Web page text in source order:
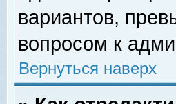
вариантов,
вопросом к
Вернуться наверх